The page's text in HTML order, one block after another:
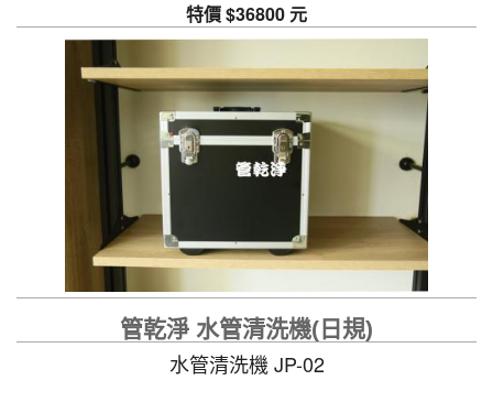
特價 $36800 元
管乾淨 水管清洗機(日規)
水管清洗機 JP-02